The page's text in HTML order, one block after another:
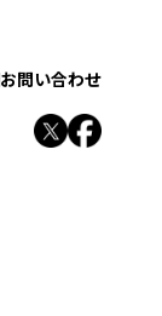
お問い合わせ